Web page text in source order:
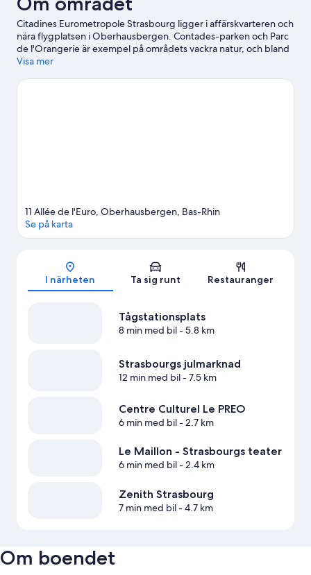
Citadines Eurometropole Strasbourg ligger i affärskvarteren och
nära flygplatsen i Oberhausbergen. Contades-parken och Parc
de l'Orangerie är exempel på områdets vackra natur, och bland
de lokala turistattraktioner hittar du Patinoire Iceberg och
det vara läge att besöka Strasbourg-observatoriet. Annars kan
Visa mer
Karta
11 Allée de l'Euro, Oberhausbergen, Bas-Rhin
Se på karta
I närheten Ta sig runt Restauranger
Tågstationsplats
8 min med bil- 5.8 km
Strasbourgs julmarknad
12 min med bil- 7.5 km
Centre Culturel Le PREO
6 min med bil- 2.7 km
Le Maillon - Strasbourgs teater
6 min med bil- 2.4 km
Zenith Strasbourg
7 min med bil- 4.7 km
Om boendet